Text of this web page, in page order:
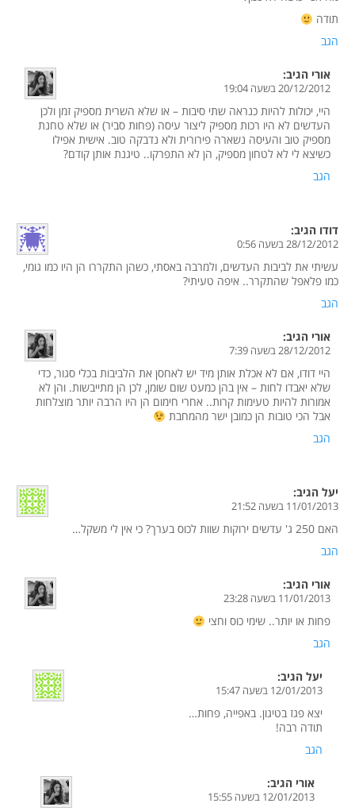
תודה
הגב
אורי הגיב:
20/12/2012 בשעה 19:04
היי, יכולות להיות כנראה שתי סיבות – או שלא השרית מספיק זמן ולכן
העדשים לא היו רכות מספיק ליצור עיסה (פחות סביר) או שלא טחנת
מספיק טוב והעיסה נשארה פירורית ולא נדבקה טוב. אישית אפילו
כשיצא לי לא לטחון מספיק, הן לא התפרקו.. טיגנת אותן קודם?
הגב
דודו הגיב:
28/12/2012 בשעה 0:56
עשיתי את לביבות העדשים, ולמרבה באסתי, כשהן התקררו הן היו כמו גומי,
כמו פלאפל שהתקרר.. איפה טעיתי?
הגב
אורי הגיב:
28/12/2012 בשעה 7:39
היי דודו, אם לא אכלת אותן מיד יש לאחסן את הלביבות בכלי סגור, כדי
שלא יאבדו לחות – אין בהן כמעט שום שומן, לכן הן מתייבשות. והן לא
אמורות להיות טעימות קרות.. אחרי חימום הן היו הרבה יותר מוצלחות
אבל הכי טובות הן כמובן ישר מהמחבת
הגב
יעל הגיב:
11/01/2013 בשעה 21:52
האם 250 ג' עדשים ירוקות שוות לכוס בערך? כי אין לי משקל…
הגב
אורי הגיב:
11/01/2013 בשעה 23:28
פחות או יותר.. שימי כוס וחצי
הגב
יעל הגיב:
12/01/2013 בשעה 15:47
יצא פגז בטיגון. באפייה, פחות…
תודה רבה!
הגב
אורי הגיב:
12/01/2013 בשעה 15:55